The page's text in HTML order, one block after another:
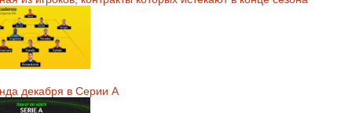
декабря в Серии А